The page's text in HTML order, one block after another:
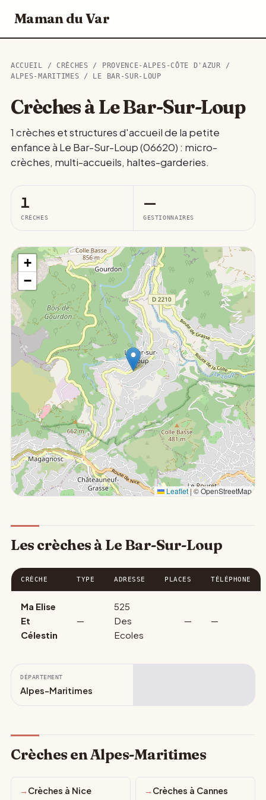
Maman du Var
ACCUEIL / CRÈCHES / PROVENCE-ALPES-CÔTE D'AZUR /
ALPES-MARITIMES / LE BAR-SUR-LOUP
Crèches à Le Bar-Sur-Loup
1 crèches et structures d'accueil de la petite
enfance à Le Bar-Sur-Loup (06620) : micro-
crèches, multi-accueils, haltes-garderies.
1
CRÈCHES
—
GESTIONNAIRES
+
−
Leaflet|© OpenStreetMap
Les crèches à Le Bar-Sur-Loup
CRÈCHE TYPE ADRESSE PLACES TÉLÉPHONE
Ma Elise
Et
Célestin
—
525
Des
Ecoles
— —
DÉPARTEMENT
Alpes-Maritimes
Crèches en Alpes-Maritimes
Crèches à Nice Crèches à Cannes